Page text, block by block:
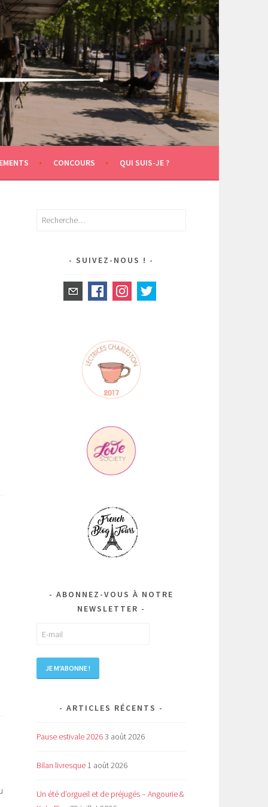
CONCOURS QUI SUIS-JE ?
Rechercher :
SUIVEZ-NOUS !
ABONNEZ-VOUS À NOTRE
NEWSLETTER
ARTICLES RÉCENTS
Pause estivale 20263 août 2026
Bilan livresque 1 août 2026
Un été d’orgueil et de préjugés – Angourie &